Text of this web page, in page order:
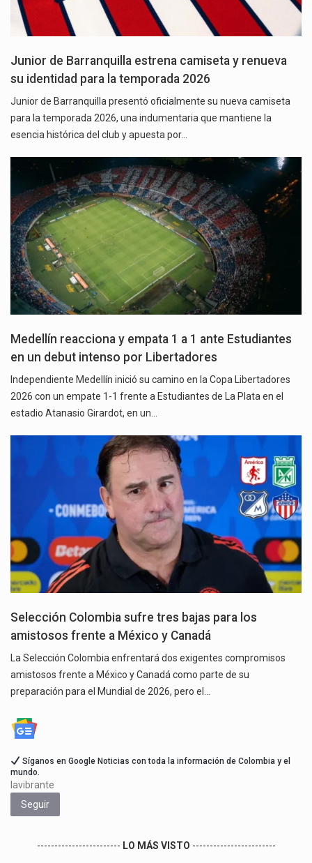
Junior de Barranquilla estrena camiseta y renueva
su identidad para la temporada 2026
Junior de Barranquilla presentó oficialmente su nueva camiseta
para la temporada 2026, una indumentaria que mantiene la
esencia histórica del club y apuesta por…
Medellín reacciona y empata 1 a 1 ante Estudiantes
en un debut intenso por Libertadores
Independiente Medellín inició su camino en la Copa Libertadores
2026 con un empate 1-1 frente a Estudiantes de La Plata en el
estadio Atanasio Girardot, en un…
Selección Colombia sufre tres bajas para los
amistosos frente a México y Canadá
La Selección Colombia enfrentará dos exigentes compromisos
amistosos frente a México y Canadá como parte de su
preparación para el Mundial de 2026, pero el…
Síganos en Google Noticias con toda la información de Colombia y el
mundo.
lavibrante
Seguir
------------------------ LO MÁS VISTO ------------------------